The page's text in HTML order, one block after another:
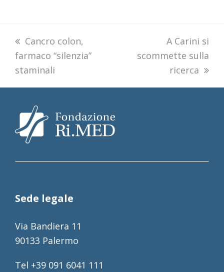
previous
post:
Cancro colon,
farmaco “silenzia”
staminali
next
post:
A Carini si
scommette sulla
ricerca
Sede legale
Via Bandiera 11
90133 Palermo
Tel +39 091 6041 111